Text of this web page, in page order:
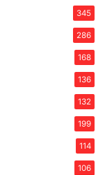
345
286
168
136
132
199
114
106